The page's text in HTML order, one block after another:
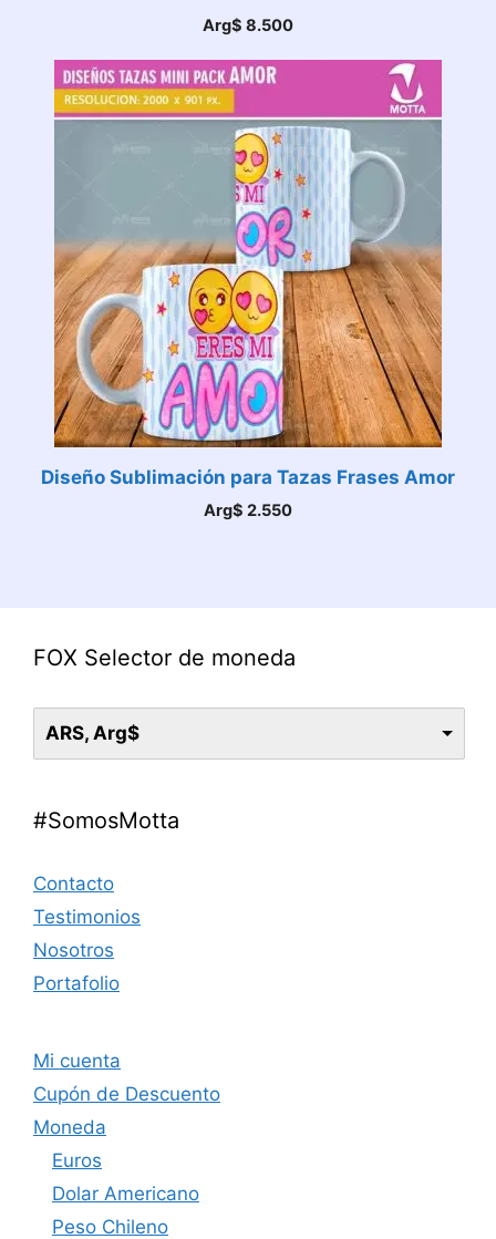
Arg$ 8.500
Diseño Sublimación para Tazas Frases Amor
Arg$ 2.550
FOX Selector de moneda
ARS, Arg$
#SomosMotta
Contacto
Testimonios
Nosotros
Portafolio
Mi cuenta
Cupón de Descuento
Moneda
Euros
Dolar Americano
Peso Chileno